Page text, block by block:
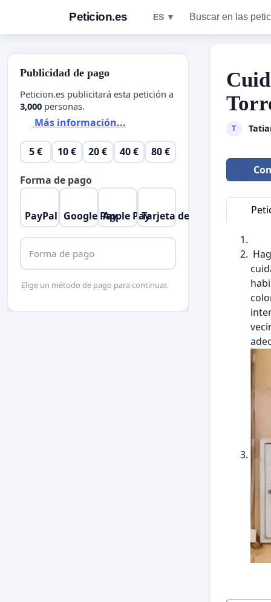
Peticion.es ES ▼ Buscar en las
T
Publicidad de pago
Peticion.es publicitará esta petición a
3,000 personas.
Más información...
5 € 10 € 20 € 40 € 80 €
Forma de pago
PayPal Google PayApple PayTarjeta de crédito
Forma de pago
Elige un método de pago para continuar.